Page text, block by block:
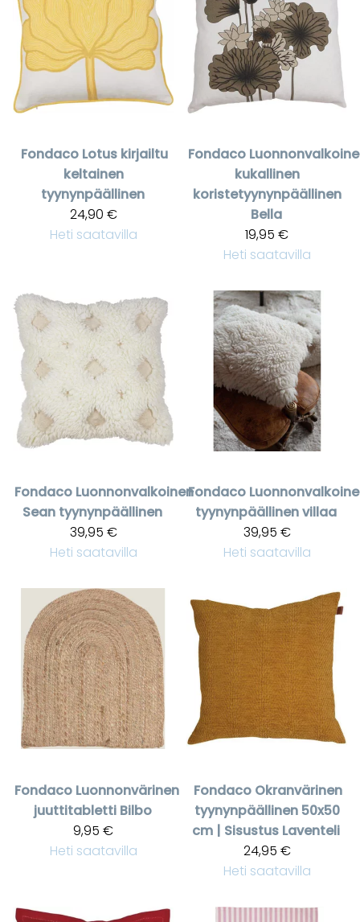
Fondaco Lotus kirjailtu
keltainen
tyynynpäällinen
24,90 €
Heti saatavilla
Fondaco
kukallinen
koristetyynynpäällinen
Bella
19,95 €
Heti saatavilla
Fondaco Luonnonvalkoinen
Sean tyynynpäällinen
39,95 €
Heti saatavilla
Fondaco
tyynynpäällinen villaa
39,95 €
Heti saatavilla
Fondaco Luonnonvärinen
juuttitabletti Bilbo
9,95 €
Heti saatavilla
Fondaco Okranvärinen
tyynynpäällinen 50x50
cm | Sisustus Laventeli
24,95 €
Heti saatavilla